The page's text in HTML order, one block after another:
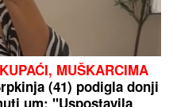
NA NOVOM
trvde da je ovo